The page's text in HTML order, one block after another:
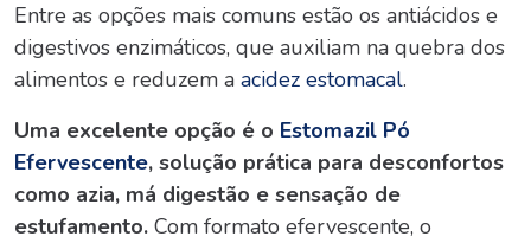
Entre as opções mais comuns estão os antiácidos e
digestivos enzimáticos, que auxiliam na quebra dos
alimentos e reduzem a acidez estomacal.
Uma excelente opção é o Estomazil Pó
Efervescente, solução prática para desconfortos
como azia, má digestão e sensação de
estufamento. Com formato efervescente, o